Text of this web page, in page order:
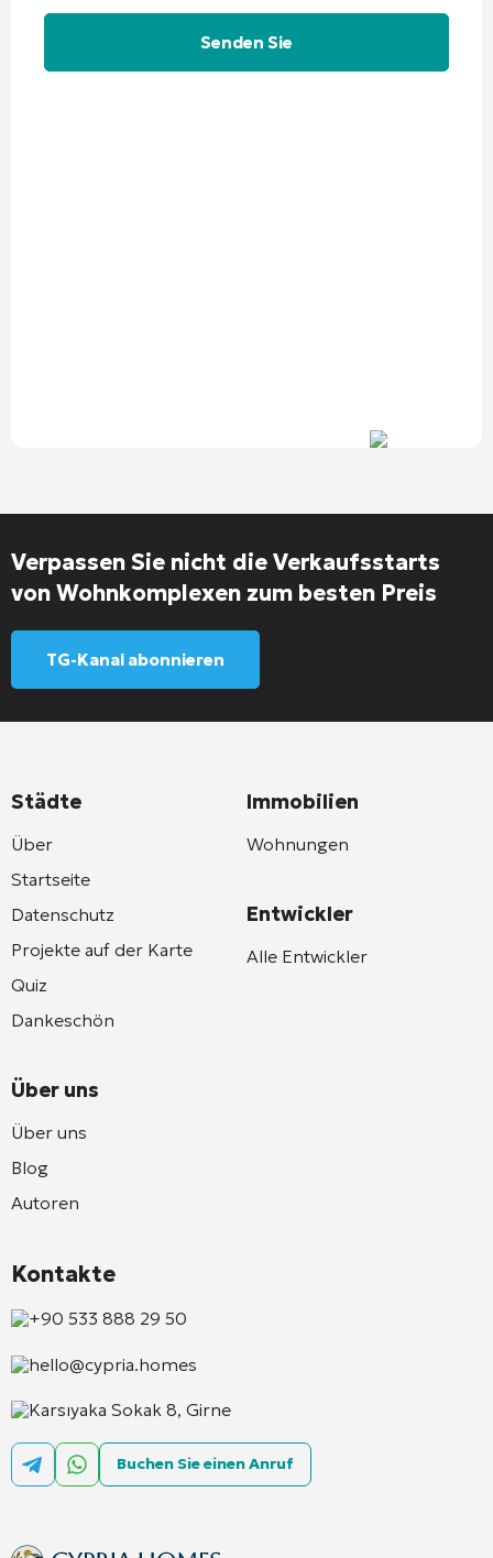
Verpassen Sie nicht die Verkaufsstarts
von Wohnkomplexen zum besten Preis
TG-Kanal abonnieren
Städte
Über
Startseite
Datenschutz
Projekte auf der Karte
Quiz
Dankeschön
Über uns
Über uns
Blog
Autoren
Immobilien
Wohnungen
Entwickler
Alle Entwickler
Kontakte
+90 533 888 29 50
hello@cypria.homes
Karsıyaka Sokak 8, Girne
Buchen Sie einen Anruf